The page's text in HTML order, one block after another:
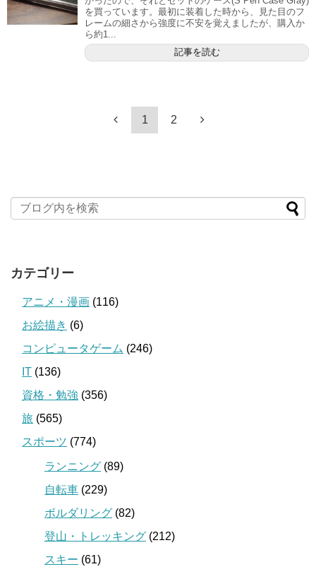
を買っています。最初に装着した時から、見た目のフ
レームの細さから強度に不安を覚えましたが、購入か
ら約1...
記事を読む
1 2
カテゴリー
アニメ・漫画 (116)
お絵描き (6)
コンピュータゲーム (246)
IT (136)
資格・勉強 (356)
旅 (565)
スポーツ (774)
ランニング (89)
自転車 (229)
ボルダリング (82)
登山・トレッキング (212)
スキー (61)